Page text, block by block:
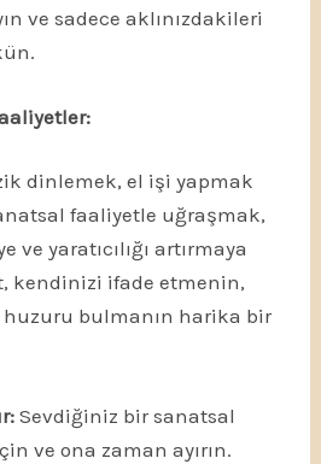
ve sadece aklınızdakileri
dinlemek, el işi yapmak
faaliyetle uğraşmak,
yaratıcılığı artırmaya
kendinizi ifade etmenin,
huzuru bulmanın harika bir
Sevdiğiniz bir sanatsal
ve ona zaman ayırın.